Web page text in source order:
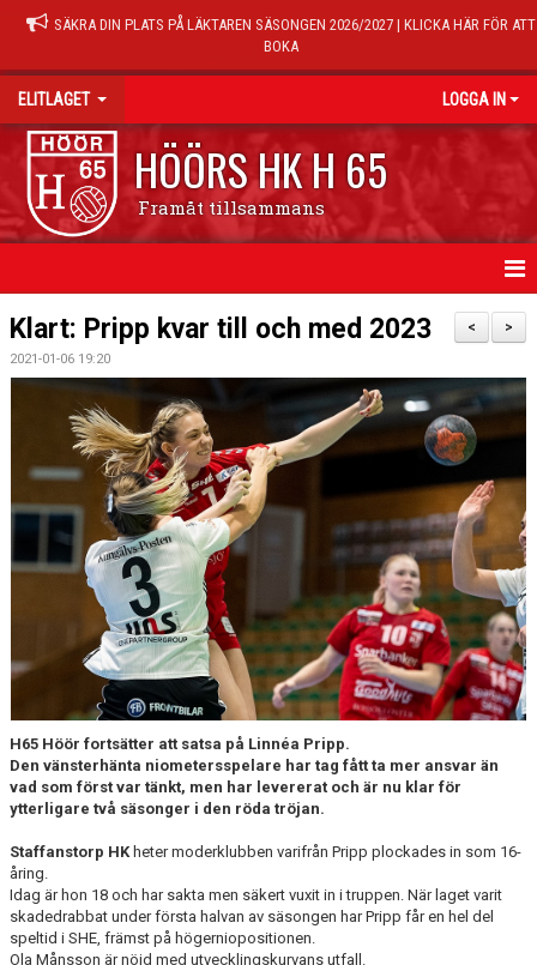
SÄKRA DIN PLATS PÅ LÄKTAREN SÄSONGEN 2026/2027 | KLICKA HÄR FÖR ATT
BOKA
ELITLAGET LOGGA IN
HÖÖRS HK H 65
Framåt tillsammans
HEM
NYHETER
TRUPPEN
MATCHER
KALENDER
TRÄNINGSTIDER
HANDBOLLSLIGANDAM.SE
GAMEDAY-APPEN
KONTAKT
>
<
Klart: Pripp kvar till och med 2023
2021-01-06 19:20
H65 Höör fortsätter att satsa på Linnéa Pripp.
Den vänsterhänta niometersspelare har tag fått ta mer ansvar än
vad som först var tänkt, men har levererat och är nu klar för
ytterligare två säsonger i den röda tröjan.
Staffanstorp HK heter moderklubben varifrån Pripp plockades in som 16-
åring.
Idag är hon 18 och har sakta men säkert vuxit in i truppen. När laget varit
skadedrabbat under första halvan av säsongen har Pripp får en hel del
speltid i SHE, främst på högerniopositionen.
Ola Månsson är nöjd med utvecklingskurvans utfall.